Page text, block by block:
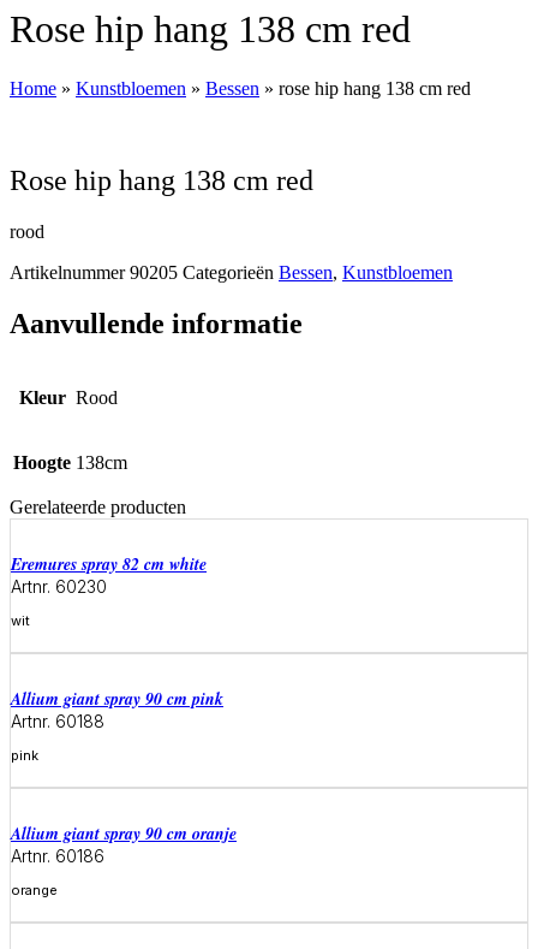
rose hip hang 138 cm red
Home » Kunstbloemen » Bessen » rose hip hang 138 cm red
rose hip hang 138 cm red
rood
Artikelnummer90205 Categorieën Bessen, Kunstbloemen
Aanvullende informatie
Kleur Rood
Hoogte 138cm
Gerelateerde producten
eremures spray 82 cm white
Artnr. 60230
wit
allium giant spray 90 cm pink
Artnr. 60188
pink
Meer informatie
allium giant spray 90 cm oranje
Artnr. 60186
orange
Meer informatie